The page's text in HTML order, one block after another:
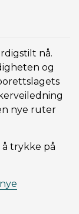
nå.
og
nye ruter
trykke på